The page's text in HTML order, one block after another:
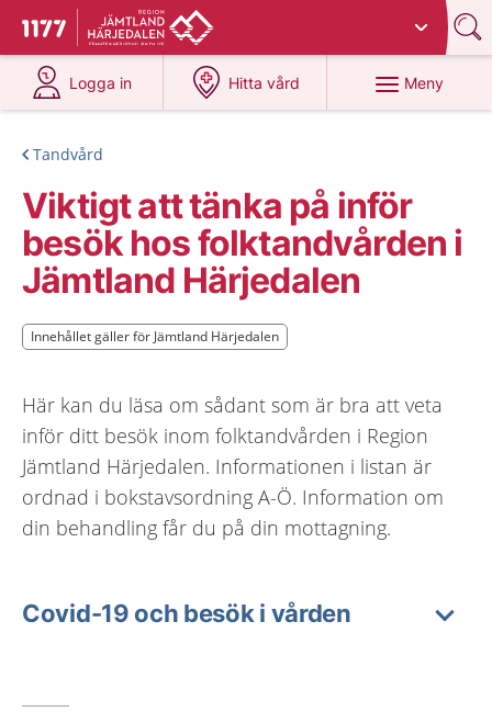
Till startsidan för 1177
Du har valt region
Logga in
på 1177.se
Hitta vård
på 1177.se
Meny
Tandvård
Viktigt att tänka på inför
besök hos folktandvården i
Jämtland Härjedalen
Innehållet gäller för Jämtland Härjedalen
Innehållet gäller för Jämtland Härjedalen
Här kan du läsa om sådant som är bra att veta
inför ditt besök inom folktandvården i Region
Jämtland Härjedalen. Informationen i listan är
ordnad i bokstavsordning A-Ö. Information om
din behandling får du på din mottagning.
Covid-19 och besök i vården